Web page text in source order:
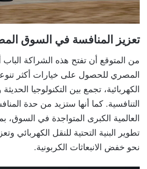
تعزيز المنافسة في السوق
من المتوقع أن تفتح هذه الشراكة الباب
المصري للحصول على خيارات أكثر
الكهربائية، تجمع بين التكنولوجيا الحديثة
التنافسية. كما أنها ستزيد من حدة
العالمية الكبرى المتواجدة في السوق،
تطوير البنية التحتية للنقل الكهربائي
نحو خفض الانبعاثات الكربونية.